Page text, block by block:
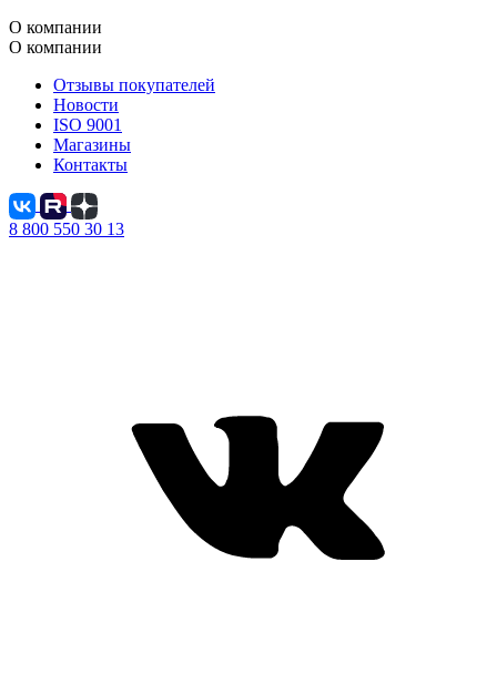
О компании
О компании
Отзывы покупателей
Новости
ISO 9001
Магазины
Контакты
8 800 550 30 13